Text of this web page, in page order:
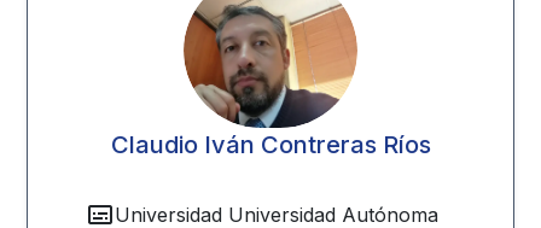
Claudio Iván Contreras Ríos
Universidad Universidad Autónoma